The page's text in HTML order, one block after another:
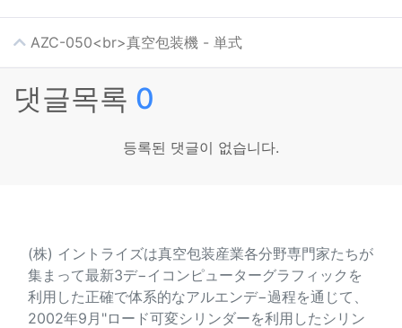
AZC-050<br>真空包装機 - 単式
댓글목록 0
등록된 댓글이 없습니다.
(株) イントライズは真空包装産業各分野専門家たちが
集まって最新3デ−イコンピューターグラフィックを
利用した正確で体系的なアルエンデ−過程を通じて、
2002年9月"ロード可変シリンダーを利用したシリン